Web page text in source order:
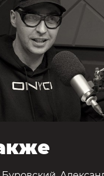
социология,